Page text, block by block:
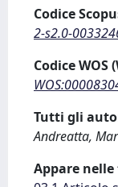
Codice
2-s2.0-
Codice WOS
Tutti gli
Andreatta,
Appare